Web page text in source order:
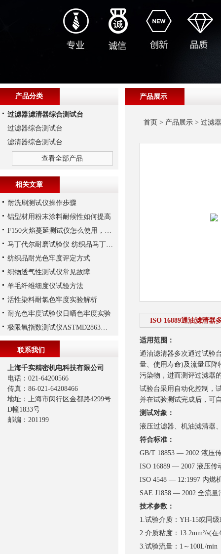
产品展示
首页 > 产品展示> 过滤
ISO 16889通油滤清器
适用范围：
通油滤清器多次通过试验
量、使用寿命)及流量压降
污染物，进而测评过滤器
试验台采用自动化控制，
并在试验测试完成后，可
测试对象：
液压过滤器、机油滤清器
符合标准：
GB/T 18853 — 2002 液压
ISO 16889 — 2007 液压
ISO 4548 — 12:1997 内燃
SAE J1858 — 2002 全流
技术参数：
1.试验介质：YH-15或同
2.介质粘度：13.2mm²/s(
3.试验流量：1～100L/min
产品分类
过滤器滤清器综合测试台
过滤器综合测试台
滤清器综合测试台
查看全部产品
相关文章
耐洗刷测试仪操作步骤
铝型材用粉末涂料耐候性如何提高
F150火焰蔓延测试仪怎么使用，以ISO 15025标准为例
马丁代尔耐磨试验仪 纺织品马丁代尔法织物耐磨性的测定
纺织品耐光色牢度评定方式
织物透气性测试仪常见故障
羊毛纤维细度仪试验方法
活性染料耐氯色牢度实验解析
耐光色牢度试验仪日晒色牢度实验
极限氧指数测试仪ASTMD2863测试法
联系我们
上海千实精密机电科技有限公司
电话：021-64200566
传真：86-021-64208466
地址：上海市闵行区金都路4299号
D幢1833号
邮编：201199